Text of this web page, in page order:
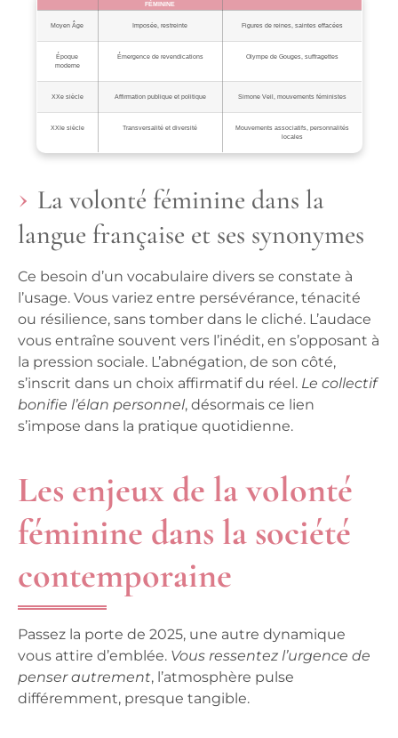
FÉMININE
Moyen Âge Imposée, restreinte Figures de reines, saintes effacées
Époque
moderne
Émergence de revendications Olympe de Gouges, suffragettes
XXe siècle Affirmation publique et politique Simone Veil, mouvements féministes
XXIe siècle Transversalité et diversité
Mouvements associatifs, personnalités
locales
La volonté féminine dans la
langue française et ses synonymes
Ce besoin d’un vocabulaire divers se constate à
l’usage. Vous variez entre persévérance, ténacité
ou résilience, sans tomber dans le cliché. L’audace
vous entraîne souvent vers l’inédit, en s’opposant à
la pression sociale. L’abnégation, de son côté,
s’inscrit dans un choix affirmatif du réel. Le collectif
bonifie l’élan personnel, désormais ce lien
s’impose dans la pratique quotidienne.
Les enjeux de la volonté
féminine dans la société
contemporaine
Passez la porte de 2025, une autre dynamique
vous attire d’emblée. Vous ressentez l’urgence de
penser autrement, l’atmosphère pulse
différemment, presque tangible.